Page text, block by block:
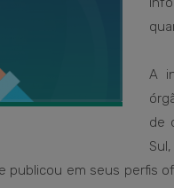
A
de
publicou em seus perfis